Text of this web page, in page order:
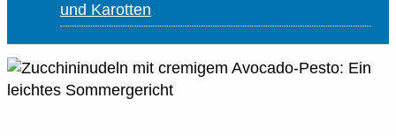
und Karotten